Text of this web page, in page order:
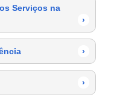
Serviços na
›
›
›